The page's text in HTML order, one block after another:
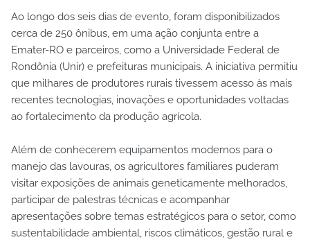
Ao longo dos seis dias de evento, foram disponibilizados
cerca de 250 ônibus, em uma ação conjunta entre a
Emater-RO e parceiros, como a Universidade Federal de
Rondônia (Unir) e prefeituras municipais. A iniciativa permitiu
que milhares de produtores rurais tivessem acesso às mais
recentes tecnologias, inovações e oportunidades voltadas
ao fortalecimento da produção agrícola.
Além de conhecerem equipamentos modernos para o
manejo das lavouras, os agricultores familiares puderam
visitar exposições de animais geneticamente melhorados,
participar de palestras técnicas e acompanhar
apresentações sobre temas estratégicos para o setor, como
sustentabilidade ambiental, riscos climáticos, gestão rural e